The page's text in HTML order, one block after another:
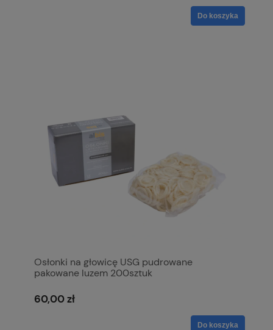
Do koszyka
Osłonki na głowicę USG pudrowane
pakowane luzem 200sztuk
60,00 zł
Do koszyka